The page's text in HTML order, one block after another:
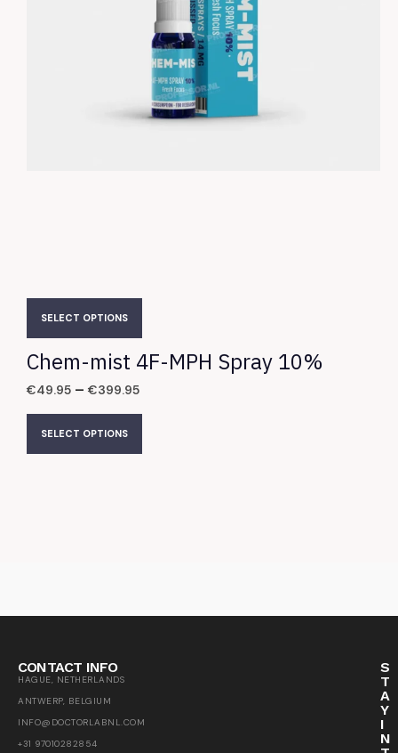
SELECT OPTIONS
Chem-mist 4F-MPH Spray 10%
€49.95 – €399.95
SELECT OPTIONS
CONTACT INFO
HAGUE, NETHERLANDS
ANTWERP, BELGIUM
INFO@DOCTORLABNL.COM
+31 97010282854
S
T
A
Y
I
N